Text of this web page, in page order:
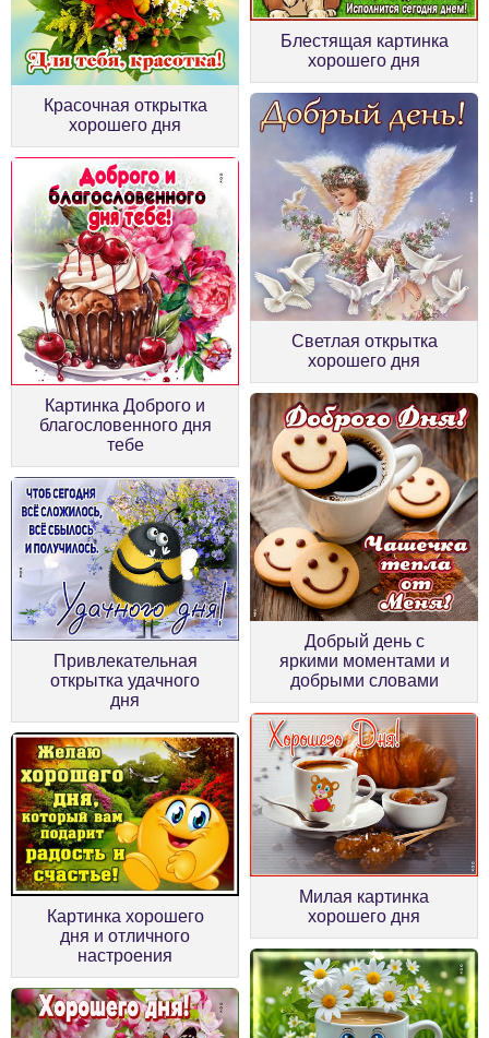
Красочная открытка
хорошего дня
Блестящая картинка
хорошего дня
Картинка Доброго и
благословенного дня
тебе
Светлая открытка
хорошего дня
Привлекательная
открытка удачного
дня
Добрый день с
яркими моментами и
добрыми словами
Картинка хорошего
дня и отличного
настроения
Милая картинка
хорошего дня